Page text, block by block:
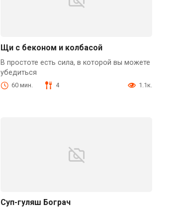
Щи с беконом и колбасой
В простоте есть сила, в которой вы можете
убедиться
60 мин. 4 1.1к.
Суп-гуляш Бограч